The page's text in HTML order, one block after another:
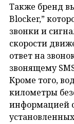
Также бренд
Blocker,”
звонки и
скорости
ответ на
звонящему
Кроме того,
километры
информацией